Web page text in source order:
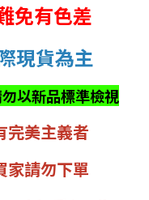
免有色差
現貨為主
以新品標準檢視
完美主義者
家請勿下單